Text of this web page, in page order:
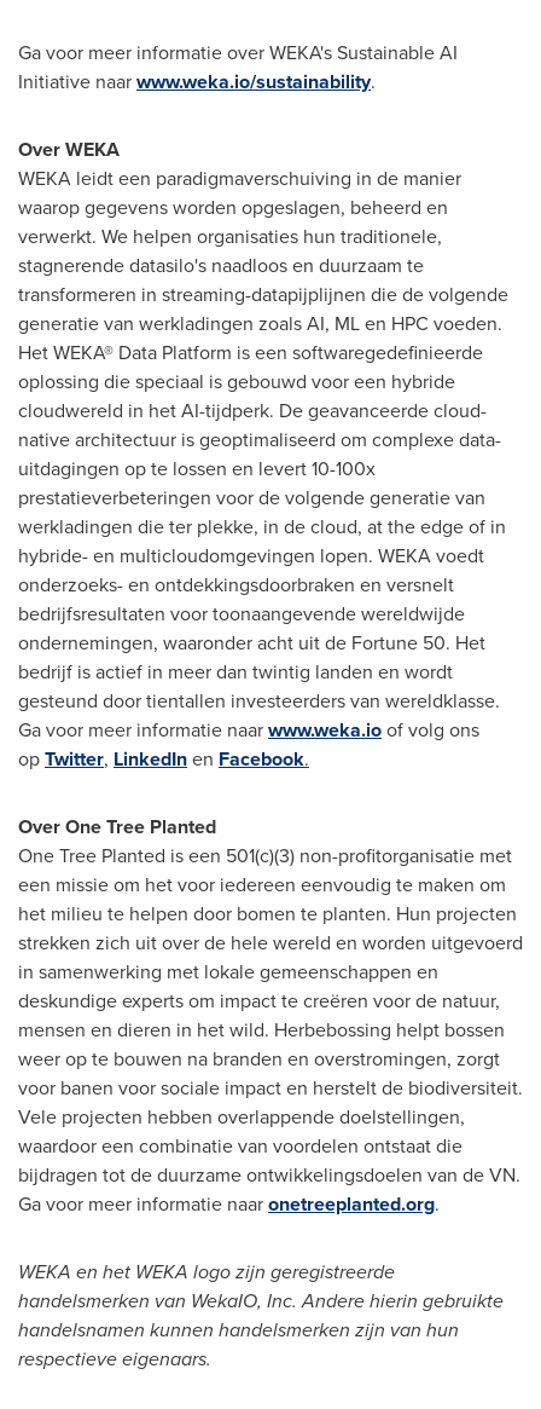
Ga voor meer informatie over WEKA's Sustainable AI
Initiative naarwww.weka.io/sustainability.
Over WEKA
WEKA leidt een paradigmaverschuiving in de manier
waarop gegevens worden opgeslagen, beheerd en
verwerkt. We helpen organisaties hun traditionele,
stagnerende datasilo's naadloos en duurzaam te
transformeren in streaming-datapijplijnen die de volgende
generatie van werkladingen zoals AI, ML en HPC voeden.
Het WEKA® Data Platform is een softwaregedefinieerde
oplossing die speciaal is gebouwd voor een hybride
cloudwereld in het AI-tijdperk. De geavanceerde cloud-
native architectuur is geoptimaliseerd om complexe data-
uitdagingen op te lossen en levert 10-100x
prestatieverbeteringen voor de volgende generatie van
werkladingen die ter plekke, in de cloud, at the edge of in
hybride- en multicloudomgevingen lopen. WEKA voedt
onderzoeks- en ontdekkingsdoorbraken en versnelt
bedrijfsresultaten voor toonaangevende wereldwijde
ondernemingen, waaronder acht uit de Fortune 50. Het
bedrijf is actief in meer dan twintig landen en wordt
gesteund door tientallen investeerders van wereldklasse.
Ga voor meer informatie naarwww.weka.ioof volg ons
opTwitter, LinkedInen Facebook.
Over One Tree Planted
One Tree Planted is een 501(c)(3) non-profitorganisatie met
een missie om het voor iedereen eenvoudig te maken om
het milieu te helpen door bomen te planten. Hun projecten
strekken zich uit over de hele wereld en worden uitgevoerd
in samenwerking met lokale gemeenschappen en
deskundige experts om impact te creëren voor de natuur,
mensen en dieren in het wild. Herbebossing helpt bossen
weer op te bouwen na branden en overstromingen, zorgt
voor banen voor sociale impact en herstelt de biodiversiteit.
Vele projecten hebben overlappende doelstellingen,
waardoor een combinatie van voordelen ontstaat die
bijdragen tot de duurzame ontwikkelingsdoelen van de VN.
Ga voor meer informatie naaronetreeplanted.org.
WEKA en het WEKA logo zijn geregistreerde
handelsmerken van WekaIO, Inc. Andere hierin gebruikte
handelsnamen kunnen handelsmerken zijn van hun
respectieve eigenaars.